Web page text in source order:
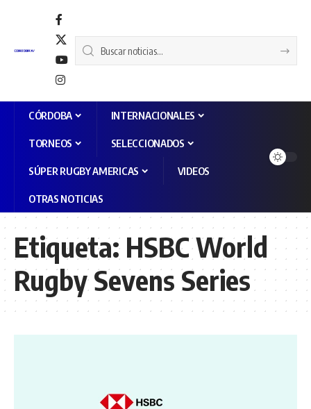
CÓRDOBA INTERNACIONALES
TORNEOS SELECCIONADOS
SÚPER RUGBY AMERICAS VIDEOS
OTRAS NOTICIAS
Etiqueta: HSBC World
Rugby Sevens Series